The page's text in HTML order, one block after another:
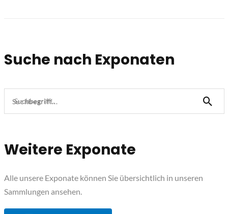
Suche nach Exponaten
Suchbegriff...
Weitere Exponate
Alle unsere Exponate können Sie übersichtlich in unseren
Sammlungen ansehen.